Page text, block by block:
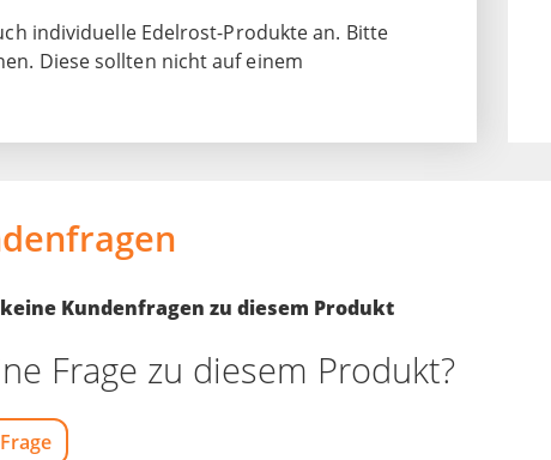
individuelle Edelrost-Produkte an. Bitte
Diese sollten nicht auf einem
Kundenfragen zu diesem Produkt
Frage zu diesem Produkt?